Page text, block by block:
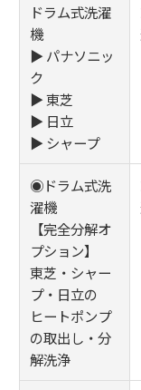
ドラム式洗濯
機
▶ パナソニッ
ク
▶ 東芝
▶ 日立
▶ シャープ
◉ドラム式洗
濯機
【完全分解オ
プション】
東芝・シャー
プ・日立の
ヒートポンプ
の取出し・分
解洗浄